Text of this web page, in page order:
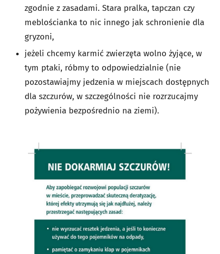
zgodnie z zasadami. Stara pralka, tapczan czy
meblościanka to nic innego jak schronienie dla
gryzoni,
jeżeli chcemy karmić zwierzęta wolno żyjące, w
tym ptaki, róbmy to odpowiedzialnie (nie
pozostawiajmy jedzenia w miejscach dostępnych
dla szczurów, w szczególności nie rozrzucajmy
pożywienia bezpośrednio na ziemi).